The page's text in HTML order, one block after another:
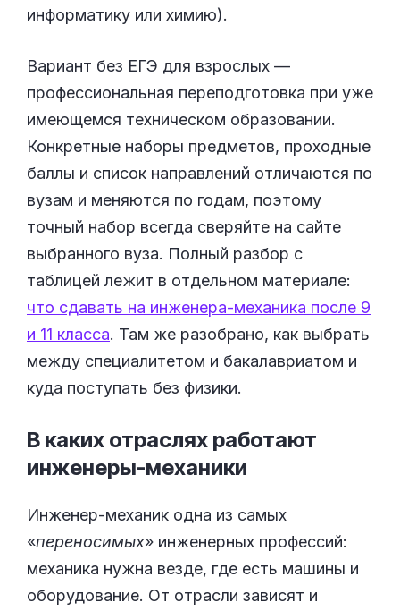
информатику или химию).
Вариант без ЕГЭ для взрослых —
профессиональная переподготовка при уже
имеющемся техническом образовании.
Конкретные наборы предметов, проходные
баллы и список направлений отличаются по
вузам и меняются по годам, поэтому
точный набор всегда сверяйте на сайте
выбранного вуза. Полный разбор с
таблицей лежит в отдельном материале:
что сдавать на инженера-механика после 9
и 11 класса. Там же разобрано, как выбрать
между специалитетом и бакалавриатом и
куда поступать без физики.
В каких отраслях работают
инженеры-механики
Инженер-механик одна из самых
«переносимых» инженерных профессий:
механика нужна везде, где есть машины и
оборудование. От отрасли зависят и